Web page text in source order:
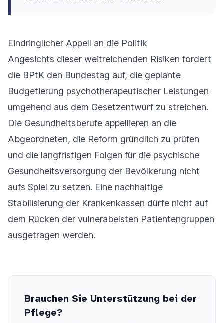
Eindringlicher Appell an die Politik
Angesichts dieser weitreichenden Risiken fordert
die BPtK den Bundestag auf, die geplante
Budgetierung psychotherapeutischer Leistungen
umgehend aus dem Gesetzentwurf zu streichen.
Die Gesundheitsberufe appellieren an die
Abgeordneten, die Reform gründlich zu prüfen
und die langfristigen Folgen für die psychische
Gesundheitsversorgung der Bevölkerung nicht
aufs Spiel zu setzen. Eine nachhaltige
Stabilisierung der Krankenkassen dürfe nicht auf
dem Rücken der vulnerabelsten Patientengruppen
ausgetragen werden.
Brauchen Sie Unterstützung bei der
Pflege?